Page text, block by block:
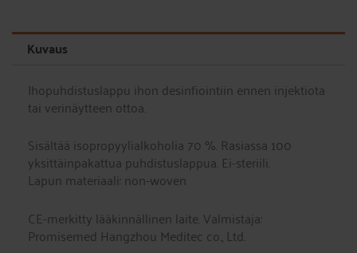
kpl/rs
määrä
Kuvaus
Ihopuhdistuslappu ihon desinfiointiin ennen injektiota
tai verinäytteen ottoa.
Sisältää isopropyylialkoholia 70 %. Rasiassa 100
yksittäinpakattua puhdistuslappua. Ei-steriili.
Lapun materiaali: non-woven
CE-merkitty lääkinnällinen laite. Valmistaja:
Promisemed Hangzhou Meditec co., Ltd.